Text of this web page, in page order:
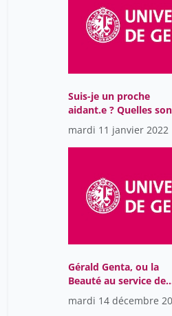
Suis-je un proche
aidant.e ? Quelles
les aides à ma
disposition ?
mardi 11 janvier 2022
Gérald Genta, ou la
Beauté au service de
l'Heure (Genève 1931-
Londres 2011)
mardi 14 décembre